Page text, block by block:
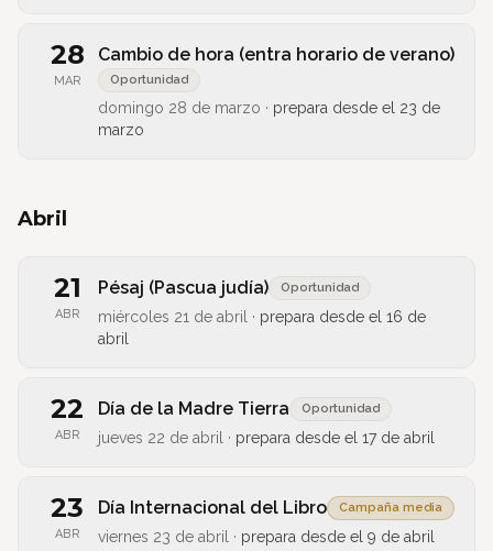
28
MAR
Cambio de hora (entra horario de verano)
Oportunidad
domingo 28 de marzo · prepara desde el 23 de
marzo
Abril
21
ABR
Pésaj (Pascua judía) Oportunidad
miércoles 21 de abril · prepara desde el 16 de
abril
22
ABR
Día de la Madre Tierra Oportunidad
jueves 22 de abril · prepara desde el 17 de abril
23
ABR
Día Internacional del Libro Campaña media
viernes 23 de abril · prepara desde el 9 de abril